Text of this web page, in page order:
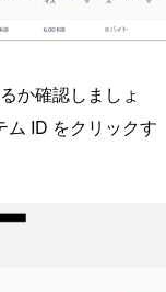
か確認しましょ
ム ID をクリックす